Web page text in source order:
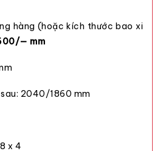
hàng (hoặc kích thước bao xi
— mm
2040/1860 mm
x 4